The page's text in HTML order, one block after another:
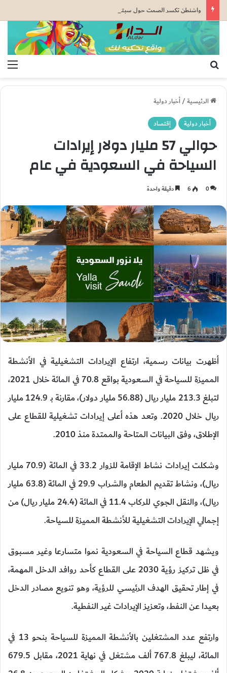
الرئيسية/أخبار دولية
أخبار دولية
إقتصاد
حوالي 57 مليار دولار إيرادات
السياحة في السعودية في عام
0
6 دقيقة واحدة
أظهرت بيانات رسمية، ارتفاع الإيرادات التشغيلية في الأنشطة
المميزة للسياحة في السعودية بواقع 70.8 في المائة خلال 2021،
لتبلغ 213.3 مليار ريال (56.88 مليار دولار)، مقارنة بـ 124.9 مليار
ريال خلال 2020. وتعد هذه أعلى إيرادات تشغيلية للقطاع على
الإطلاق، وفق البيانات المتاحة والممتدة منذ 2010.
وشكلت إيرادات نشاط الإقامة للزوار 33.2 في المائة (70.9 مليار
ريال)، ونشاط تقديم الطعام والشراب 29.9 في المائة (63.8 مليار
ريال)، والنقل الجوي للركاب 11.4 في المائة (24.4 مليار ريال) من
إجمالي الإيرادات التشغيلية للأنشطة المميزة للسياحة.
ويشهد قطاع السياحة في السعودية نموا متسارعا وغير مسبوق
في ظل تركيز رؤية 2030 على القطاع كأحد روافد الدخل المهمة،
في إطار تحقيق الهدف الرئيسي للرؤية، وهو تنويع مصادر الدخل
بعيدا عن النفط، وتعزيز الإيرادات غير النفطية.
وارتفع عدد المشتغلين بالأنشطة المميزة للسياحة بنحو 13 في
المائة، ليبلغ 767.8 ألف مشتغل في نهاية 2021، مقابل 679.5